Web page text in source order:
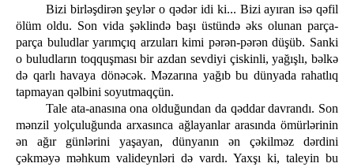
Bizi birləşdirən şeylər о qədər idi ki... Bizi ayıran isə qəfil
ölüm oldu. Son vida şəklində başı üstündə əks olunan parça-
parça buludlar yarımçıq arzuları kimi pərən-pərən düşüb. Sanki
о buludların toqquşması bir azdan sevdiyi çiskinli, yağışlı, bəlkə
də qarlı havaya dönəcək. Məzarına yağıb bu dünyada rahatlıq
tapmayan qəlbini soyutmaqçün.
Tale ata-anasına ona olduğundan da qəddar davrandı. Son
mənzil yolçuluğunda arxasınca ağlayanlar arasında ömürlərinin
ən ağır günlərini yaşayan, dünyanın әn çəkilməz dərdini
çəkməyə məhkum valideynləri də vardı. Yaxşı ki, taleyin bu